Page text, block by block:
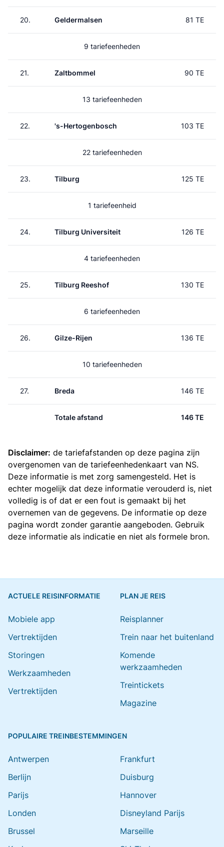
20. Geldermalsen 81 TE
9 tariefeenheden
21. Zaltbommel 90 TE
13 tariefeenheden
22. 's-Hertogenbosch 103 TE
22 tariefeenheden
23. Tilburg 125 TE
1 tariefeenheid
24. Tilburg Universiteit 126 TE
4 tariefeenheden
25. Tilburg Reeshof 130 TE
6 tariefeenheden
26. Gilze-Rijen 136 TE
10 tariefeenheden
27. Breda 146 TE
Totale afstand 146 TE
Disclaimer: de tariefafstanden op deze pagina zijn
overgenomen van de tariefeenhedenkaart van NS.
Deze informatie is met zorg samengesteld. Het is
echter mogelijk dat deze informatie verouderd is, niet
volledig is of dat er een fout is gemaakt bij het
overnemen van de gegevens. De informatie op deze
pagina wordt zonder garantie aangeboden. Gebruik
deze informatie als indicatie en niet als formele bron.
ACTUELE REISINFORMATIE
Mobiele app
Vertrektijden
Storingen
Werkzaamheden
Vertrektijden
PLAN JE REIS
Reisplanner
Trein naar het buitenland
Komende
werkzaamheden
Treintickets
Magazine
POPULAIRE TREINBESTEMMINGEN
Antwerpen
Berlijn
Parijs
Londen
Brussel
Frankfurt
Duisburg
Hannover
Disneyland Parijs
Marseille